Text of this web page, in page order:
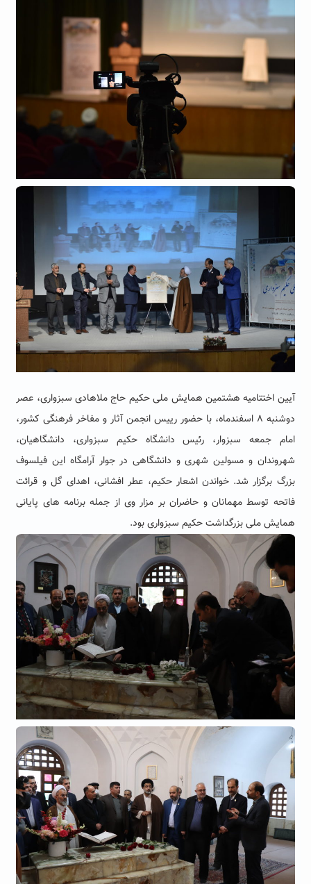
آیین اختتامیه هشتمین همایش ملی حکیم حاج ملاهادی سبزواری، عصر
دوشنبه ۸ اسفندماه، با حضور رییس انجمن آثار و مفاخر فرهنگی کشور،
امام جمعه سبزوار، رئیس دانشگاه حکیم سبزواری، دانشگاهیان،
شهروندان و مسولین شهری و دانشگاهی در جوار آرامگاه این فیلسوف
بزرگ برگزار شد. خواندن اشعار حکیم، عطر افشانی، اهدای گل و قرائت
فاتحه توسط مهمانان و حاضران بر مزار وی از جمله برنامه های پایانی
همایش ملی بزرگداشت حکیم سبزواری بود.